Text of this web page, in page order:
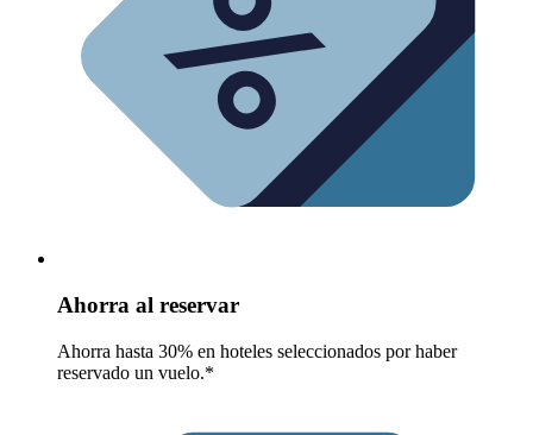
Ahorra al reservar
Ahorra hasta 30% en hoteles seleccionados por haber
reservado un vuelo.*